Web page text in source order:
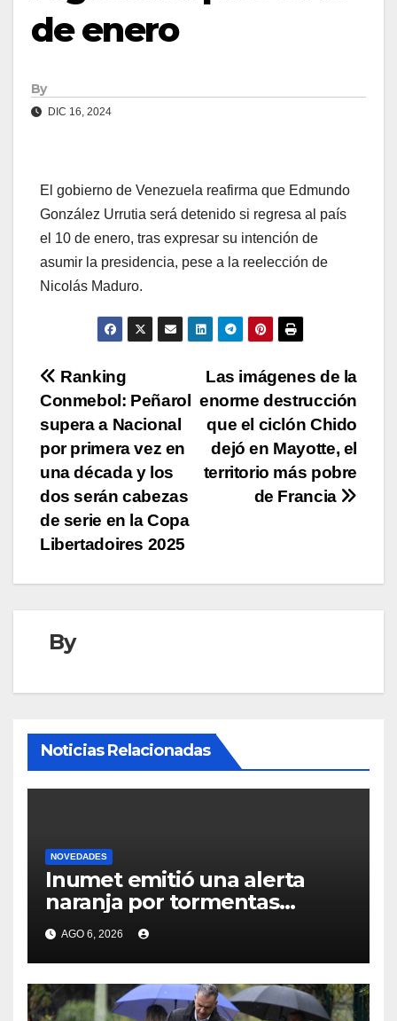
de enero
By
DIC 16, 2024
El gobierno de Venezuela reafirma que Edmundo
González Urrutia será detenido si regresa al país
el 10 de enero, tras expresar su intención de
asumir la presidencia, pese a la reelección de
Nicolás Maduro.
Navegación
de
entradas
Las imágenes de la
enorme destrucción
que el ciclón Chido
dejó en Mayotte, el
territorio más pobre
de Francia
Ranking
Conmebol: Peñarol
supera a Nacional
por primera vez en
una década y los
dos serán cabezas
de serie en la Copa
Libertadoires 2025
By
Noticias Relacionadas
NOVEDADES
Inumet emitió una alerta
naranja por tormentas
fuertes y severas para casi la
mitad de Uruguay: las zonas
afectadas
AGO 6, 2026